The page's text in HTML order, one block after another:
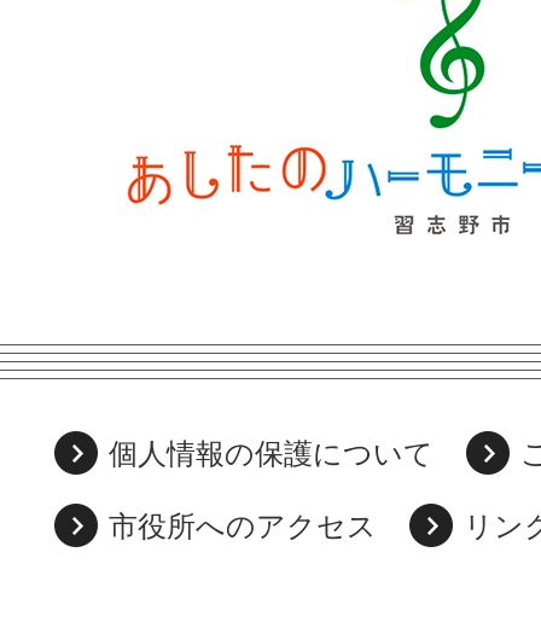
個人情報の保護について
市役所へのアクセス
リン